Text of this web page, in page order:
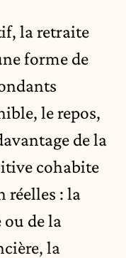
la retraite
forme de
le repos,
de la
cohabite
réelles : la
ou de la
la